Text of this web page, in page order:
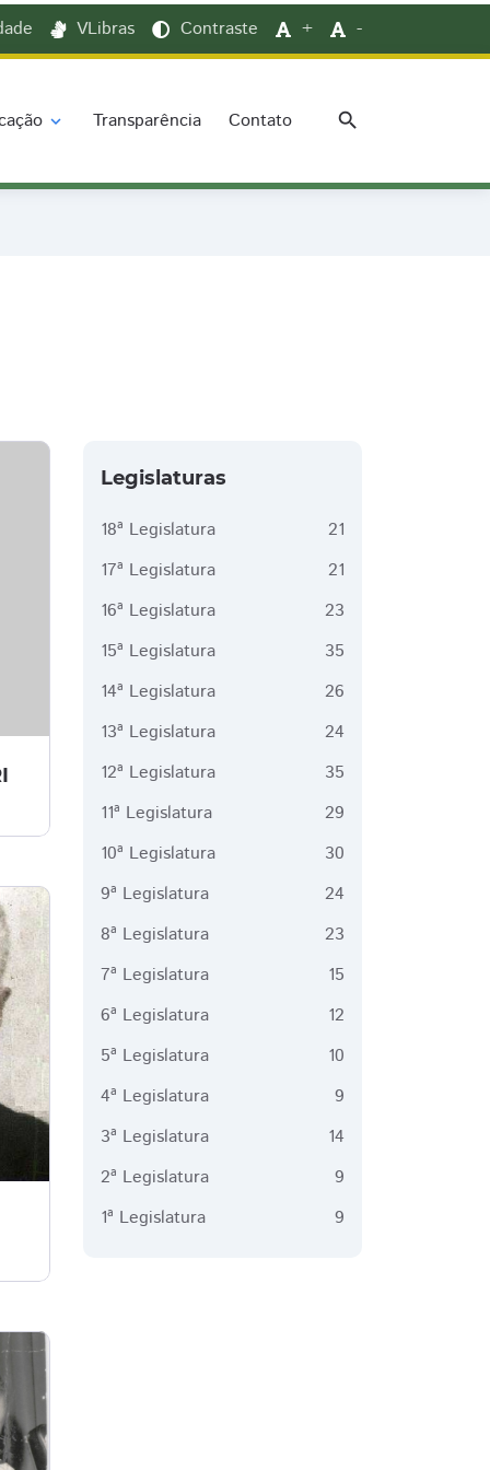
VLibras Contraste + -
expand_more Transparência Contato search
Legislaturas
18ª Legislatura
21
17ª Legislatura
21
16ª Legislatura
23
15ª Legislatura
35
14ª Legislatura
26
13ª Legislatura
24
12ª Legislatura
35
11ª Legislatura
29
10ª Legislatura
30
9ª Legislatura
24
8ª Legislatura
23
7ª Legislatura
15
6ª Legislatura
12
5ª Legislatura
10
4ª Legislatura
9
3ª Legislatura
14
2ª Legislatura
9
1ª Legislatura
9